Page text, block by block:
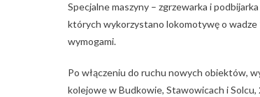
Specjalne maszyny – zgrzewarka i
których wykorzystano lokomotywę o wadze
wymogami.
Po włączeniu do ruchu nowych obiektów,
kolejowe w Budkowie, Stawowicach i